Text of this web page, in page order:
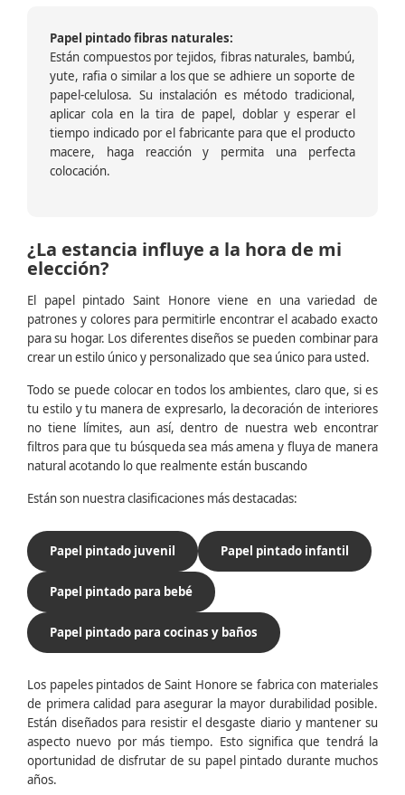
Papel pintado fibras naturales:
Están compuestos por tejidos, fibras naturales, bambú,
yute, rafia o similar a los que se adhiere un soporte de
papel-celulosa. Su instalación es método tradicional,
aplicar cola en la tira de papel, doblar y esperar el
tiempo indicado por el fabricante para que el producto
macere, haga reacción y permita una perfecta
colocación.
¿La estancia influye a la hora de mi
elección?
El papel pintado Saint Honore viene en una variedad de
patrones y colores para permitirle encontrar el acabado exacto
para su hogar. Los diferentes diseños se pueden combinar para
crear un estilo único y personalizado que sea único para usted.
Todo se puede colocar en todos los ambientes, claro que, si es
tu estilo y tu manera de expresarlo, la decoración de interiores
no tiene límites, aun así, dentro de nuestra web encontrar
filtros para que tu búsqueda sea más amena y fluya de manera
natural acotando lo que realmente están buscando
Están son nuestra clasificaciones más destacadas:
Papel pintado juvenil Papel pintado infantil
Papel pintado para bebé
Papel pintado para cocinas y baños
Los papeles pintados de Saint Honore se fabrica con materiales
de primera calidad para asegurar la mayor durabilidad posible.
Están diseñados para resistir el desgaste diario y mantener su
aspecto nuevo por más tiempo. Esto significa que tendrá la
oportunidad de disfrutar de su papel pintado durante muchos
años.